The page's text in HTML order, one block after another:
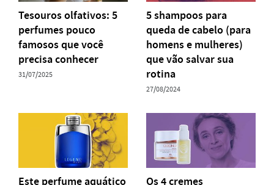
Tesouros olfativos: 5
perfumes pouco
famosos que você
precisa conhecer
31/07/2025
5 shampoos para
queda de cabelo (para
homens e mulheres)
que vão salvar sua
rotina
27/08/2024
Este perfume aquático
Os 4 cremes